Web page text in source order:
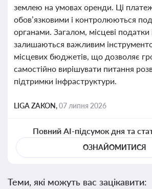
землею на умовах оренди. Ці
обов’язковими і контролюються
органами. Загалом, місцеві податки
залишаються важливим
місцевих бюджетів, що дозволяє
самостійно вирішувати питання
підтримки інфраструктури.
LIGA ZAKON,07 липня 2026
Повний AI-підсумок дня та
ОЗНАЙОМИТИСЯ
Теми, які можуть вас зацікавити: